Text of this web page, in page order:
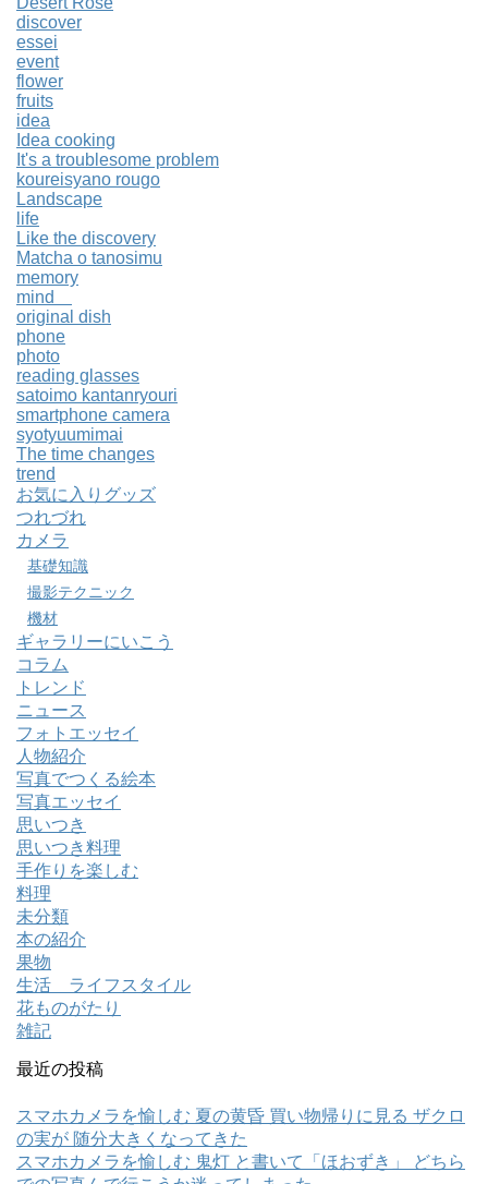
discover
essei
event
flower
fruits
idea
Idea cooking
It's a troublesome problem
koureisyano rougo
Landscape
life
Like the discovery
Matcha o tanosimu
memory
mind
original dish
phone
photo
reading glasses
satoimo kantanryouri
smartphone camera
syotyuumimai
The time changes
trend
お気に入りグッズ
つれづれ
カメラ
基礎知識
撮影テクニック
機材
ギャラリーにいこう
コラム
トレンド
ニュース
フォトエッセイ
人物紹介
写真でつくる絵本
写真エッセイ
思いつき
思いつき料理
手作りを楽しむ
料理
未分類
本の紹介
果物
生活 ライフスタイル
花ものがたり
雑記
最近の投稿
スマホカメラを愉しむ 夏の黄昏 買い物帰りに見る ザクロ
の実が 随分大きくなってきた
スマホカメラを愉しむ 鬼灯 と書いて「ほおずき」 どちら